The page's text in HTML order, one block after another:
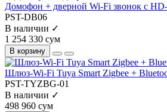
Домофон + дверной Wi-Fi звонок с
PST-DB06
В наличии ✓
1 254 330 сум
В корзину
Шлюз-Wi-Fi Tuya Smart Zigbee +
PST-TYZBG-01
В наличии ✓
498 960 сум